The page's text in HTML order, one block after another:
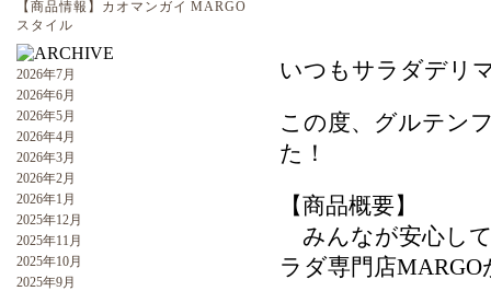
【商品情報】カオマンガイ MARGO
スタイル
2026年7月
2026年6月
2026年5月
2026年4月
2026年3月
2026年2月
2026年1月
2025年12月
2025年11月
2025年10月
2025年9月
いつもサラダデリ
この度、グルテン
た！
【商品概要】
みんなが安心し
ラダ専門店